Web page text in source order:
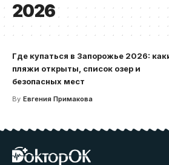
2026
Где купаться в Запорожье 2026:
пляжи открыты, список озер и
безопасных мест
By Евгения Примакова